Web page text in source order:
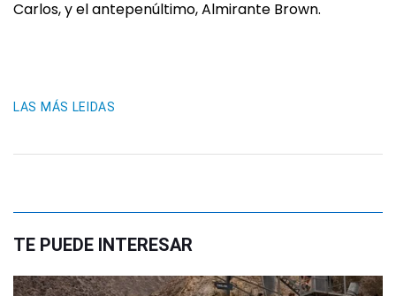
Carlos, y el antepenúltimo, Almirante Brown.
LAS MÁS LEIDAS
TE PUEDE INTERESAR